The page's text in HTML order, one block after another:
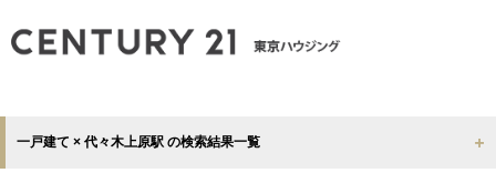
一戸建て × 代々木上原駅 の検索結果一覧